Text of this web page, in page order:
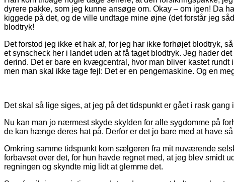
dyrere pakke, som jeg kunne ansøge om. Okay – om igen! Da
kiggede på det, og de ville undtage mine øjne (det forstår jeg
blodtryk!
Det forstod jeg ikke et hak af, for jeg har ikke forhøjet blodtryk,
et synscheck her i landet uden at få taget blodtryk. Jeg hader
derind. Det er bare en kvægcentral, hvor man bliver kastet
men man skal ikke tage fejl: Det er en pengemaskine. Og en
Det skal så lige siges, at jeg på det tidspunkt er gået i rask
Nu kan man jo nærmest skyde skylden for alle sygdomme på
de kan hænge deres hat på. Derfor er det jo bare med at have
Omkring samme tidspunkt kom sælgeren fra mit nuværende
forbavset over det, for hun havde regnet med, at jeg blev smidt
regningen og skyndte mig lidt at glemme det.